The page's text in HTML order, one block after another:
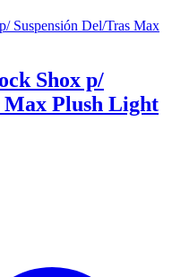
Shox p/
Max Plush Light